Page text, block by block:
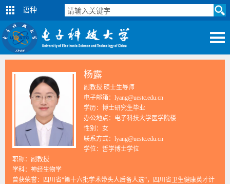
语种
杨露
副教授 硕士生导师
电子邮箱：lyang@uestc.edu.cn
学历：博士研究生毕业
办公地点：电子科技大学医学院楼
性别：女
联系方式：lyang@uestc.edu.cn
学位：哲学博士学位
职称：副教授
学科：神经生物学
曾获荣誉：四川省“第十六批学术带头人后备人选”，四川省卫生健康英才计